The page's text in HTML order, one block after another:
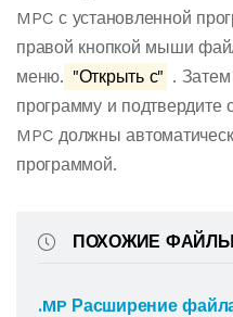
MPC с установленной
правой кнопкой мыши
меню. "Открыть с" .
программу и
MPC должны
программой.
ПОХОЖИЕ ФАЙЛЫ
.MP Расширение